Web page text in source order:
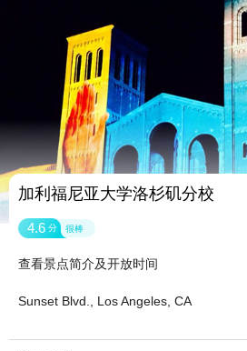
加利福尼亚大学洛杉矶分校
4.6 分 很棒
查看景点简介及开放时间
Sunset Blvd., Los Angeles, CA